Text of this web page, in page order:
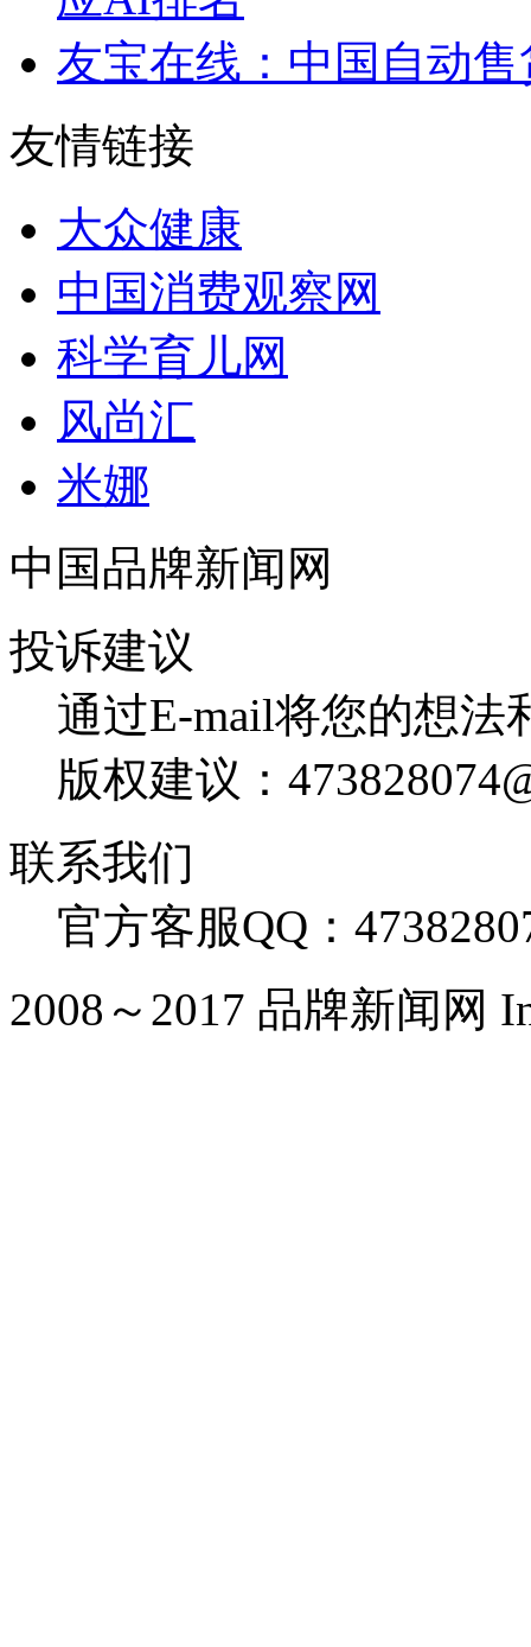
友宝在线：中国自动
友情链接
大众健康
中国消费观察网
科学育儿网
风尚汇
米娜
中国品牌新闻网
投诉建议
通过E-mail将您的想法
版权建议：
联系我们
官方客服QQ：
2008～2017 品牌新闻网